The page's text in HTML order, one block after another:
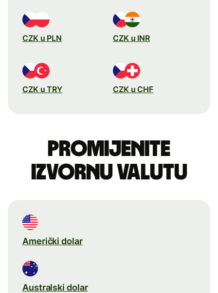
CZK u PLN CZK u INR
CZK u TRY CZK u CHF
Promijenite
izvornu valutu
Američki dolar
Australski dolar